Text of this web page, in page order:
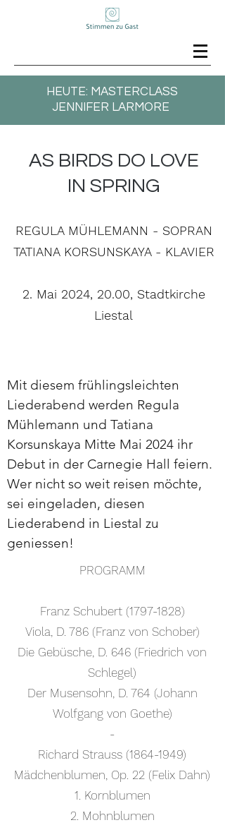
HEUTE: MASTERCLASS
JENNIFER LARMORE
AS BIRDS DO LOVE
IN SPRING
REGULA MÜHLEMANN - SOPRAN
TATIANA KORSUNSKAYA - KLAVIER
2. Mai 2024, 20.00, Stadtkirche
Liestal
Mit diesem frühlingsleichten
Liederabend werden Regula
Mühlemann und Tatiana
Korsunskaya Mitte Mai 2024 ihr
Debut in der Carnegie Hall feiern.
Wer nicht so weit reisen möchte,
sei eingeladen, diesen
Liederabend in Liestal zu
geniessen!
PROGRAMM
Franz Schubert (1797-1828)
Viola, D. 786 (Franz von Schober)
Die Gebüsche, D. 646 (Friedrich von
Schlegel)
Der Musensohn, D. 764 (Johann
Wolfgang von Goethe)
-
Richard Strauss (1864-1949)
Mädchenblumen, Op. 22 (Felix Dahn)
1. Kornblumen
2. Mohnblumen